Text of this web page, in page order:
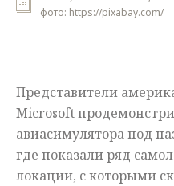
Происшествия
фото: https://pixabay.com/
Представители
Microsoft
авиасимулятора под
где показали ряд
локации, с которыми